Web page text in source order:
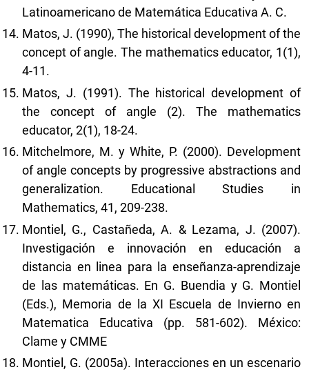
Latinoamericano de Matemática Educativa A. C.
Matos, J. (1990), The historical development of the
concept of angle. The mathematics educator, 1(1),
4-11.
Matos, J. (1991). The historical development of
the concept of angle (2). The mathematics
educator, 2(1), 18-24.
Mitchelmore, M. y White, P. (2000). Development
of angle concepts by progressive abstractions and
generalization. Educational Studies in
Mathematics, 41, 209-238.
Montiel, G., Castañeda, A. & Lezama, J. (2007).
Investigación e innovación en educación a
distancia en linea para la enseñanza-aprendizaje
de las matemáticas. En G. Buendia y G. Montiel
(Eds.), Memoria de la XI Escuela de Invierno en
Matematica Educativa (pp. 581-602). México:
Clame y CMME
Montiel, G. (2005a). Interacciones en un escenario